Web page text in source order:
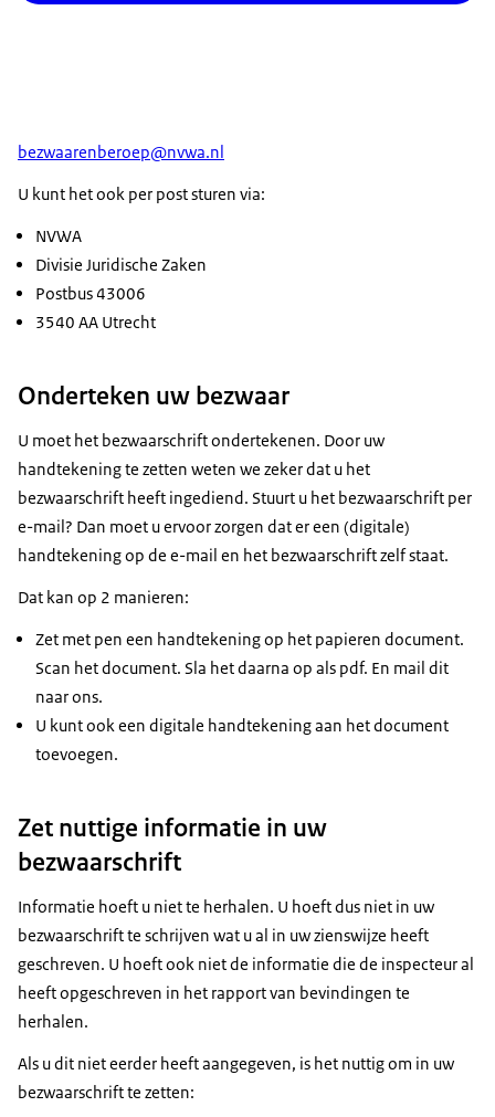
bezwaarenberoep@nvwa.nl
U kunt het ook per post sturen via:
NVWA
Divisie Juridische Zaken
Postbus 43006
3540 AA Utrecht
Onderteken uw bezwaar
U moet het bezwaarschrift ondertekenen. Door uw
handtekening te zetten weten we zeker dat u het
bezwaarschrift heeft ingediend. Stuurt u het bezwaarschrift per
e-mail? Dan moet u ervoor zorgen dat er een (digitale)
handtekening op de e-mail en het bezwaarschrift zelf staat.
Dat kan op 2 manieren:
Zet met pen een handtekening op het papieren document.
Scan het document. Sla het daarna op als pdf. En mail dit
naar ons.
U kunt ook een digitale handtekening aan het document
toevoegen.
Zet nuttige informatie in uw
bezwaarschrift
Informatie hoeft u niet te herhalen. U hoeft dus niet in uw
bezwaarschrift te schrijven wat u al in uw zienswijze heeft
geschreven. U hoeft ook niet de informatie die de inspecteur al
heeft opgeschreven in het rapport van bevindingen te
herhalen.
Als u dit niet eerder heeft aangegeven, is het nuttig om in uw
bezwaarschrift te zetten: